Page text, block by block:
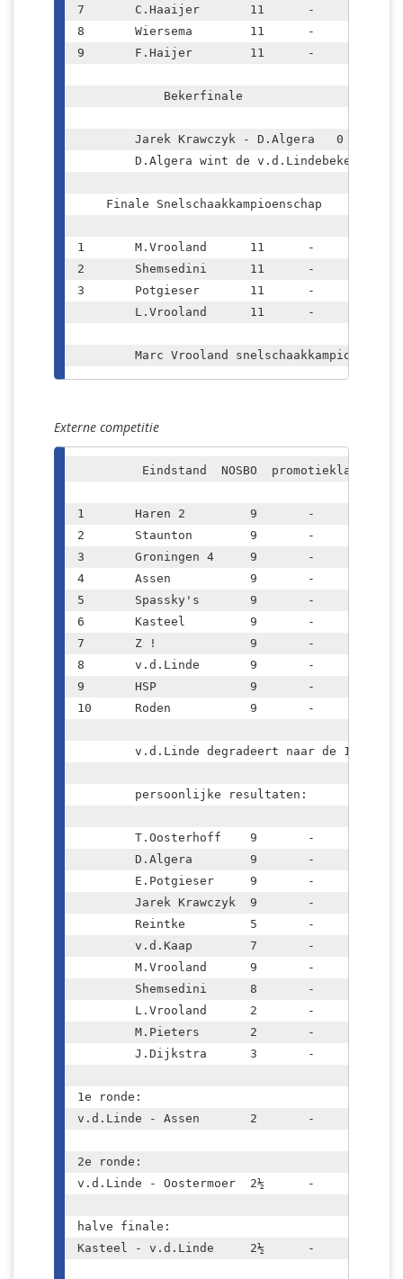
7	C.Haaijer	11	-	3,5
8	Wiersema	11	-	3
9	F.Haijer	11	-	2,5
    Finale Snelschaakkampioenschap
1	M.Vrooland	11	-	9
2	Shemsedini	11	-	8,5
3	Potgieser	11	-	7,5
	Marc Vrooland snelschaakkampioen
Externe competitie
1	Haren 2		9	-	14
2	Staunton	9	-	14
3	Groningen 4	9	-	12
4	Assen		9	-	12
5	Spassky's	9	-	12
6	Kasteel		9	-	9
7	Z ! 		9	-	8
8	v.d.Linde 	9	-	6
9	HSP 		9	-	3
10	Roden		9	-	0
1e ronde:
v.d.Linde - Assen	2	-	2	( 2 - 1 )
2e ronde:
v.d.Linde - Oostermoer	2½	-	1½
halve finale:
Kasteel - v.d.Linde	2½	-	1½